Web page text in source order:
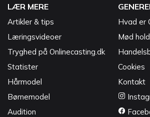
LÆR MERE
Artikler & tips
Læringsvideoer
Tryghed på Onlinecasting.dk
Statister
Hårmodel
Børnemodel
Audition
Hvad er
Mød
Cookies
Kontakt